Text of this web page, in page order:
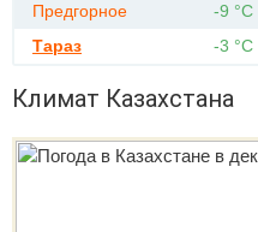
Предгорное
-9 °С
Тараз
-3 °С
Климат Казахстана